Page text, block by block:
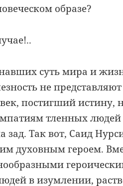
образе?
суть мира и
не
постигший истину,
тленных людей
зад. Так вот, Саид
духовным героем.
в изумлении,